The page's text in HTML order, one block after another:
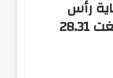
• نسبة كفاية رأس
المال: 36.03 % (+%7.72 مقارنة ديسمبر 2024 حيث بلغت 28.31